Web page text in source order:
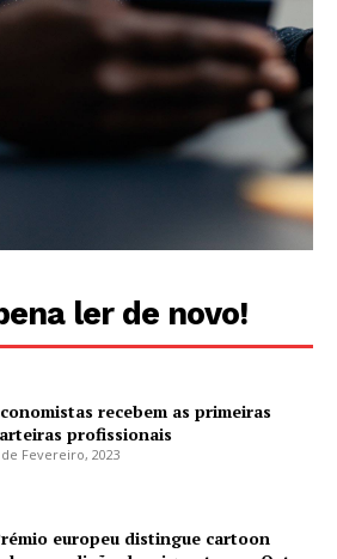
ler de novo!
recebem as primeiras
profissionais
Fevereiro, 2023
europeu distingue cartoon